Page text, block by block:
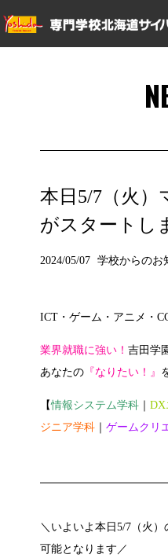
本日5/7（火）
がスタートし
2024/05/07 学校からのお
ICT・ゲーム・アニメ・
業界就職に強い！ 吉田学
あなたの『なりたい！』
【情報システム学科｜ DX
ジニア学科｜ ゲームクリ
＼いよいよ本日 5/7（火）
可能となります／